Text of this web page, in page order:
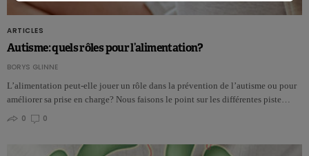
ARTICLES
Autisme: quels rôles pour l’alimentation?
BORYS GLINNE
L’alimentation peut-elle jouer un rôle dans la prévention de l’autisme ou pour
améliorer sa prise en charge? Nous faisons le point sur les différentes piste…
0
0